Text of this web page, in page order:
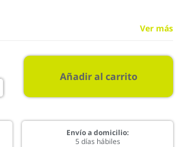
Ver más
Añadir al carrito
Envío a domicilio:
5 días hábiles